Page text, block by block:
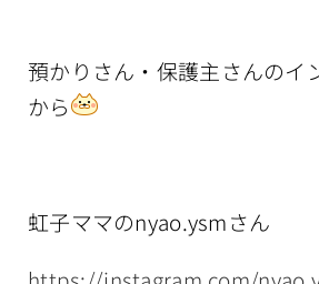
預かりさん・保護主さんのイ
から
虹子ママのnyao.ysmさん